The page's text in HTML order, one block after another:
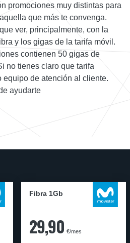
promociones muy distintas para
que más te convenga.
ver, principalmente, con la
y los gigas de la tarifa móvil.
contienen 50 gigas de
no tienes claro que tarifa
equipo de atención al cliente.
ayudarte
Fibra 1Gb
29,90 €/mes